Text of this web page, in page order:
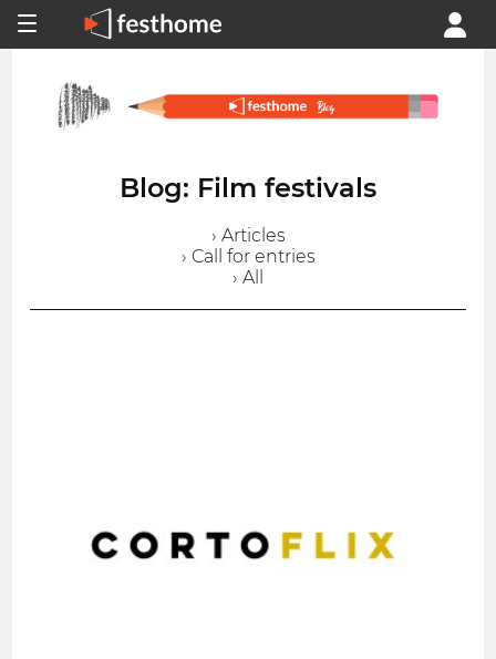
Blog: Film festivals
› Articles
› Call for entries
› All